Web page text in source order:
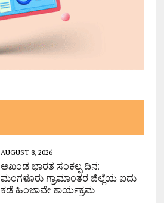
AUGUST 8, 2026
ಅಖಂಡ ಭಾರತ ಸಂಕಲ್ಪ ದಿನ:
ಮಂಗಳೂರು ಗ್ರಾಮಾಂತರ ಜಿಲ್ಲೆಯ ಐದು
ಕಡೆ ಹಿಂಜಾವೇ ಕಾರ್ಯಕ್ರಮ